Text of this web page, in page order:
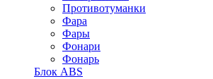
Противотуманки
Фара
Фары
Фонари
Фонарь
Блок ABS